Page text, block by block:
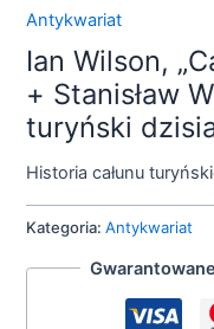
Antykwariat
Ian Wilson,
+ Stanisław
turyński
Historia całunu
Kategoria:Antykwariat